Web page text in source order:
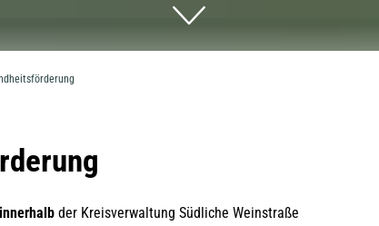
innerhalb der Kreisverwaltung Südliche Weinstraße